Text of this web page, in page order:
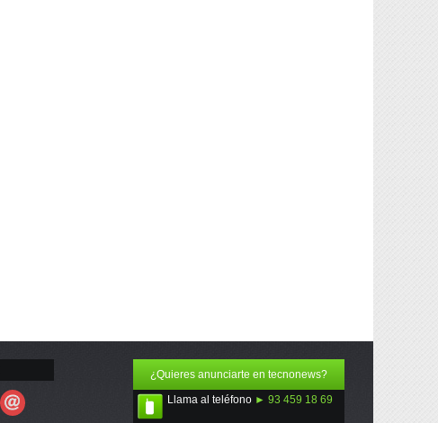
¿Quieres anunciarte en tecnonews?
Llama al teléfono ► 93 459 18 69